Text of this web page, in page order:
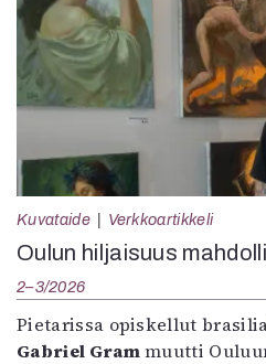
Kuvataide Verkkoartikkeli
Oulun hiljaisuus
2–3/2026
Pietarissa opiskellut
Gabriel Grammuutti